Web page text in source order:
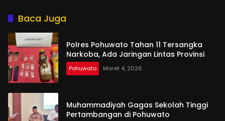
Ribuan Penambang
Baca Juga
Polres Pohuwato Tahan 11 Tersangka
Narkoba, Ada Jaringan Lintas Provinsi
Pohuwato Maret 4, 2026
Muhammadiyah Gagas Sekolah Tinggi
Pertambangan di Pohuwato